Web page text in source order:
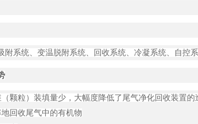
附系统、变温脱附系统、回收系统、冷凝系统、自控系
颗粒）装填量少，大幅度降低了尾气净化回收装置的
回收尾气中的有机物